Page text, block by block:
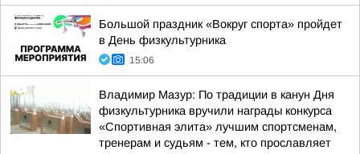
Большой праздник «Вокруг спорта» пройдет
в День физкультурника
15:06
Владимир Мазур: По традиции в канун Дня
физкультурника вручили награды конкурса
«Спортивная элита» лучшим спортсменам,
тренерам и судьям - тем, кто прославляет